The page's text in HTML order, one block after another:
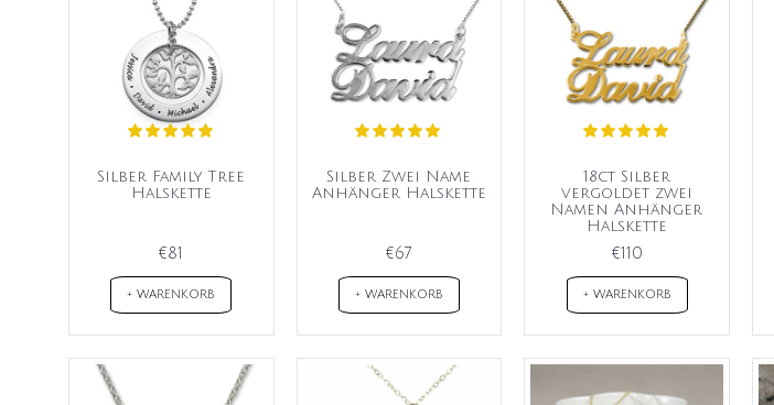
Silber Family Tree
Halskette
€81
+ WARENKORB
Silber Zwei Name
Anhänger Halskette
€67
+ WARENKORB
18ct Silber
vergoldet zwei
Namen Anhänger
Halskette
€110
+ WARENKORB